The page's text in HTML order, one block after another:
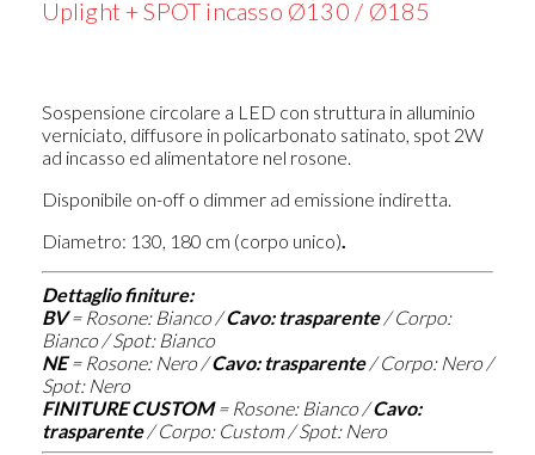
Uplight + SPOT incasso Ø130 / Ø185
Sospensione circolare a LED con struttura in alluminio
verniciato, diffusore in policarbonato satinato, spot 2W
ad incasso ed alimentatore nel rosone.
Disponibile on-off o dimmer ad emissione indiretta.
Diametro: 130, 180 cm (corpo unico).
Dettaglio finiture:
BV= Rosone: Bianco /Cavo: trasparente/ Corpo:
Bianco / Spot: Bianco
NE= Rosone: Nero /Cavo: trasparente/ Corpo: Nero /
Spot: Nero
FINITURE CUSTOM= Rosone: Bianco /Cavo:
trasparente/ Corpo: Custom / Spot: Nero